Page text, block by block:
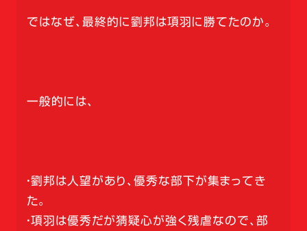
ではなぜ、最終的に劉邦は項羽に勝てたのか。
一般的には、
・劉邦は人望があり、優秀な部下が集まってき
た。
・項羽は優秀だが猜疑心が強く残虐なので、部